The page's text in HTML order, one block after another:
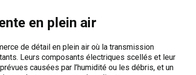
en plein air
de détail en plein air où la transmission
Leurs composants électriques scellés et leur
causées par l’humidité ou les débris, et un